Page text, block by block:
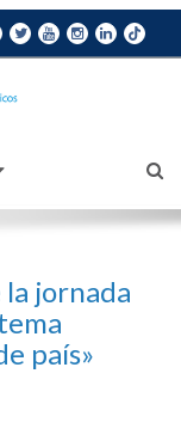
jornada
país»